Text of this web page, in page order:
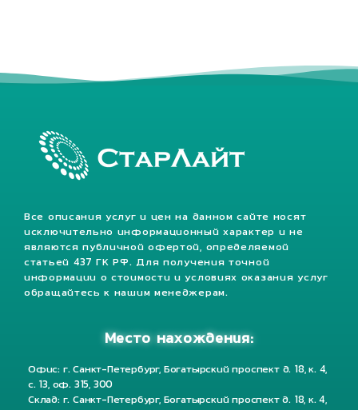
КЛАСС ЗАЩИТЫ, IP 67 КЛАСС ЗАЩИТЫ, IP 67
Все описания услуг и цен на данном сайте носят
исключительно информационный характер и не
являются публичной офертой, определяемой
статьей 437 ГК РФ. Для получения точной
информации о стоимости и условиях оказания услуг
обращайтесь к нашим менеджерам.
Место нахождения:
Офис: г. Санкт-Петербург, Богатырский проспект д. 18, к. 4,
с. 13, оф. 315, 300
Склад: г. Санкт-Петербург, Богатырский проспект д. 18, к. 4,